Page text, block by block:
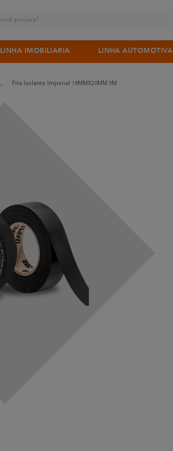
LINHA IMOBILIARIA LINHA AUTOMOTIVA
Fita Isolante Imperial 18MMX20MM 3M